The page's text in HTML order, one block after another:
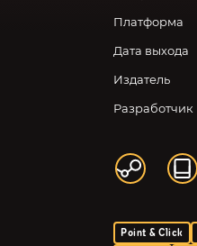
Платформа
Дата выхода
Издатель
Разработчик
Point & Click